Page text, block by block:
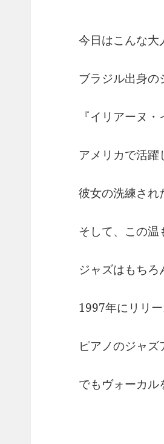
今日はこんな大
ブラジル出身の
『イリアーヌ・
アメリカで活躍
彼女の洗練され
そして、この温
ジャズはもちろ
1997年にリリ
ピアノのジャズ
でもヴォーカル